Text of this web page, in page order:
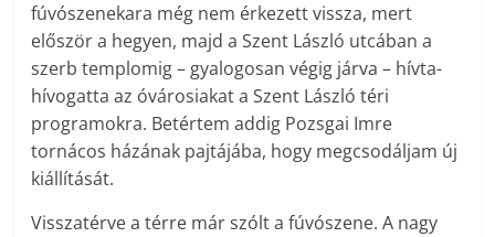
fúvószenekara még nem érkezett vissza, mert
először a hegyen, majd a Szent László utcában a
szerb templomig – gyalogosan végig járva – hívta-
hívogatta az óvárosiakat a Szent László téri
programokra. Betértem addig Pozsgai Imre
tornácos házának pajtájába, hogy megcsodáljam új
kiállítását.
Visszatérve a térre már szólt a fúvószene. A nagy